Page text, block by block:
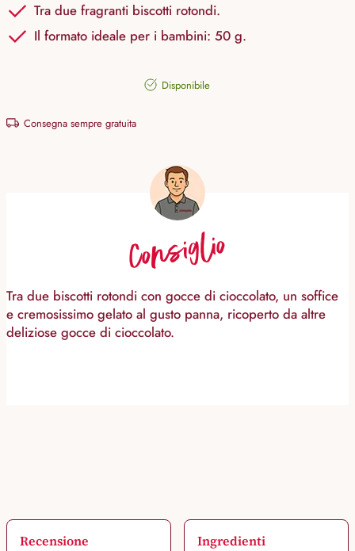
Tra due fragranti biscotti rotondi.
Il formato ideale per i bambini: 50 g.
Disponibile
Consegna sempre gratuita
Consiglio
Tra due biscotti rotondi con gocce di cioccolato, un soffice
e cremosissimo gelato al gusto panna, ricoperto da altre
deliziose gocce di cioccolato.
Recensione Ingredienti